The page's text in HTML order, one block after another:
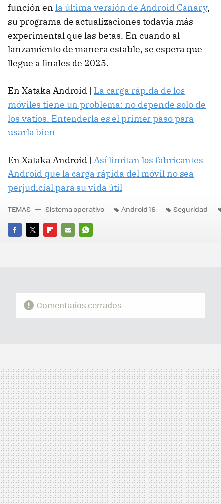
función en la última versión de Android Canary,
su programa de actualizaciones todavía más
experimental que las betas. En cuando al
lanzamiento de manera estable, se espera que
llegue a finales de 2025.
En Xataka Android | La carga rápida de los
móviles tiene un problema: no depende solo de
los vatios. Entenderla es el primer paso para
usarla bien
En Xataka Android | Así limitan los fabricantes
Android que la carga rápida del móvil no sea
perjudicial para su vida útil
FACEBOOK
TWITTERFLIPBOARD
E-
WHATSAPP
TEMAS Sistema operativo Android 16 Seguridad
Comentarios cerrados